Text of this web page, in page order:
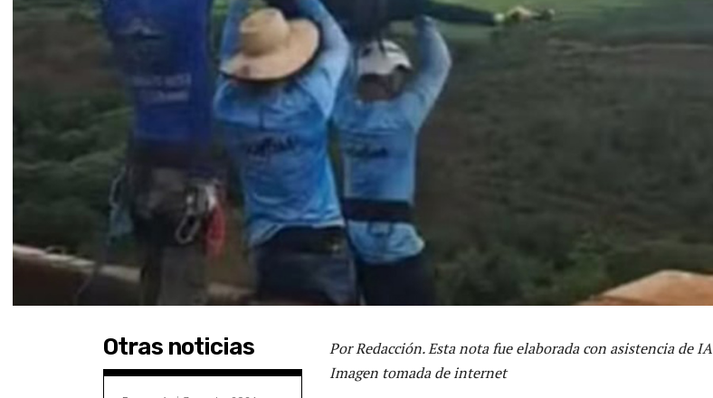
Otras noticias
Por Redacción. Esta nota fue elaborada con asistencia de IA
Imagen tomada de internet